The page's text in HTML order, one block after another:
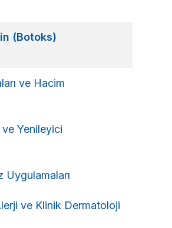
(Botoks)
ve Hacim
Yenileyici
Uygulamaları
ve Klinik Dermatoloji